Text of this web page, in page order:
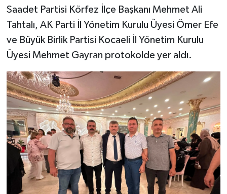
Saadet Partisi Körfez İlçe Başkanı Mehmet Ali
Tahtalı, AK Parti İl Yönetim Kurulu Üyesi Ömer Efe
ve Büyük Birlik Partisi Kocaeli İl Yönetim Kurulu
Üyesi Mehmet Gayran protokolde yer aldı.